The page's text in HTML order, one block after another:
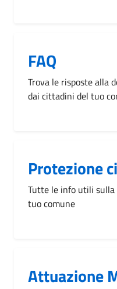
FAQ
Trova le risposte alla
dai cittadini del tuo
Protezione
Tutte le info utili sulla
tuo comune
Attuazione